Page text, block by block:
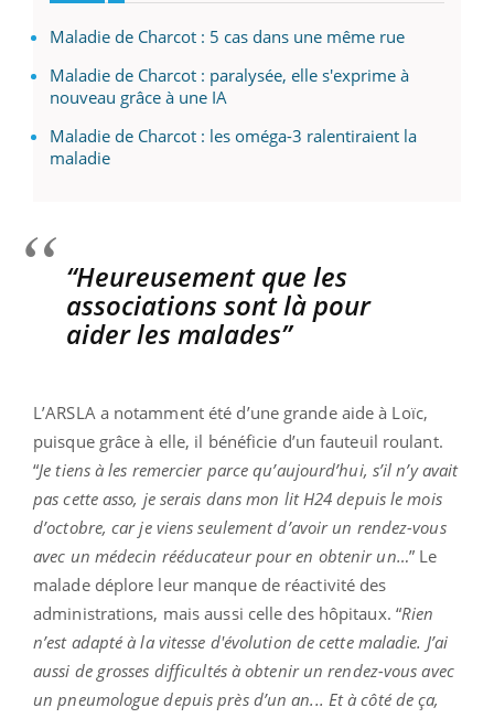
Maladie de Charcot : 5 cas dans une même rue
Maladie de Charcot : paralysée, elle s'exprime à
nouveau grâce à une IA
Maladie de Charcot : les oméga-3 ralentiraient la
maladie
“Heureusement que les
associations sont là pour
aider les malades”
L’ARSLA a notamment été d’une grande aide à Loïc,
puisque grâce à elle, il bénéficie d’un fauteuil roulant.
“Je tiens à les remercier parce qu’aujourd’hui, s’il n’y avait
pas cette asso, je serais dans mon lit H24 depuis le mois
d’octobre, car je viens seulement d’avoir un rendez-vous
avec un médecin rééducateur pour en obtenir un…” Le
malade déplore leur manque de réactivité des
administrations, mais aussi celle des hôpitaux. “Rien
n’est adapté à la vitesse d'évolution de cette maladie. J’ai
aussi de grosses difficultés à obtenir un rendez-vous avec
un pneumologue depuis près d’un an... Et à côté de ça,